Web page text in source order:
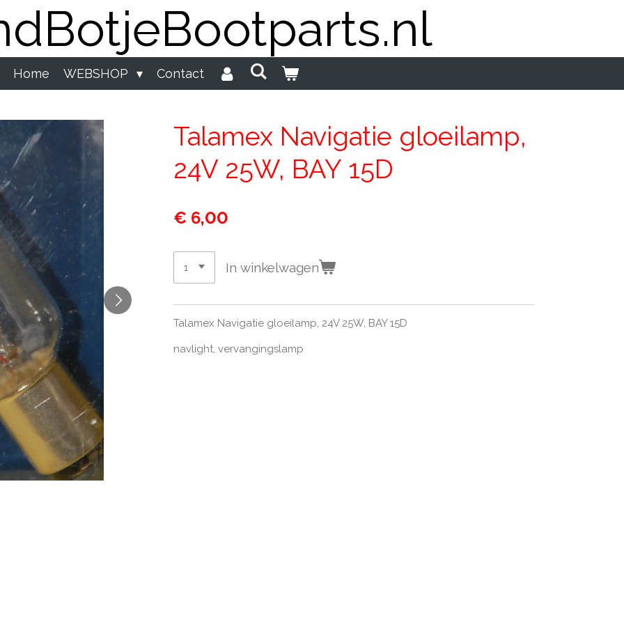
Home WEBSHOP Contact
Talamex Navigatie gloeilamp,
24V 25W, BAY 15D
€ 6,00
In winkelwagen
Talamex Navigatie gloeilamp, 24V 25W, BAY 15D
navlight, vervangingslamp